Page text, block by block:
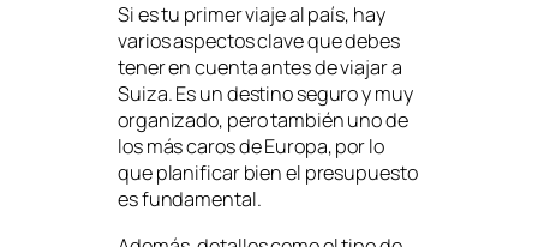
Si es tu primer viaje al país, hay
varios aspectos clave que debes
tener en cuenta antes de viajar a
Suiza. Es un destino seguro y muy
organizado, pero también uno de
los más caros de Europa, por lo
que planificar bien el presupuesto
es fundamental.